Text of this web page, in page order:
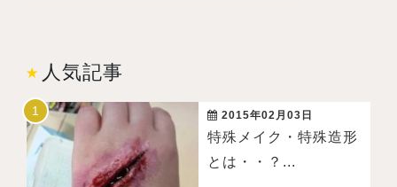
人気記事
2015年02月03日
特殊メイク・特殊造形
とは・・？...